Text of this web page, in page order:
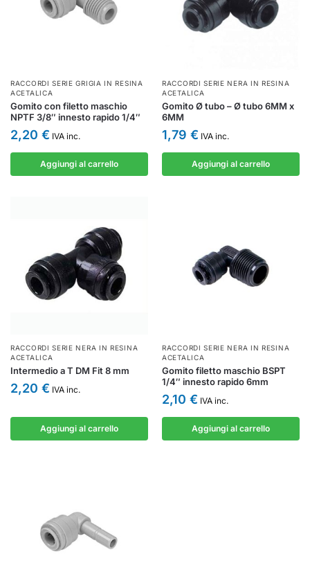
RACCORDI SERIE GRIGIA IN RESINA
ACETALICA
Gomito con filetto maschio
NPTF 3/8″ innesto rapido 1/4″
2,20 € IVA inc.
Aggiungi al carrello
RACCORDI SERIE NERA IN RESINA
ACETALICA
Gomito Ø tubo – Ø tubo 6MM x
6MM
1,79 € IVA inc.
Aggiungi al carrello
RACCORDI SERIE NERA IN RESINA
ACETALICA
Intermedio a T DM Fit 8 mm
2,20 € IVA inc.
Aggiungi al carrello
RACCORDI SERIE NERA IN RESINA
ACETALICA
Gomito filetto maschio BSPT
1/4″ innesto rapido 6mm
2,10 € IVA inc.
Aggiungi al carrello